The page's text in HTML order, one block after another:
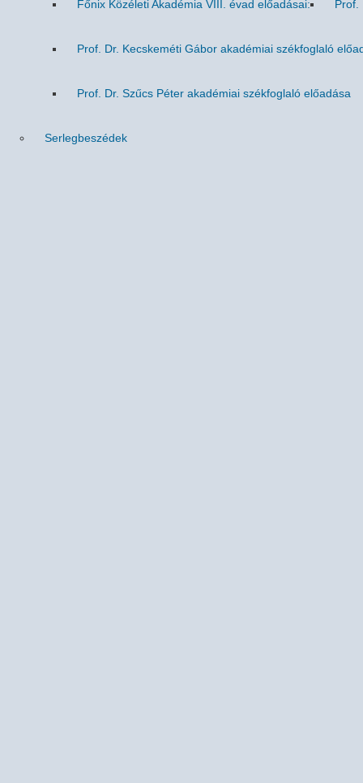
Főnix Közéleti Akadémia VIII. évad előadásai: Prof.
Prof. Dr. Kecskeméti Gábor akadémiai székfoglaló
Prof. Dr. Szűcs Péter akadémiai székfoglaló előadása
Serlegbeszédek